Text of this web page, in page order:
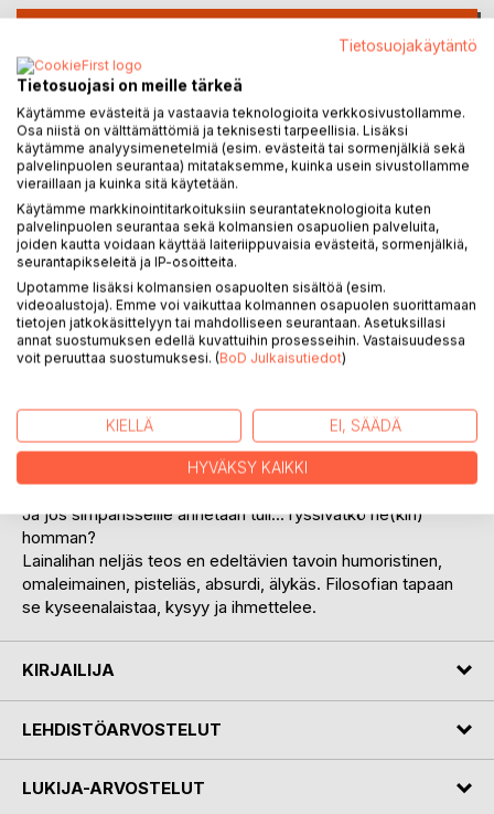
Lisää muistilistalle
Arvostele tuote
KUVAUS
Miten joku hyvä voikin olla pahaa, ja päinvastoin?
evoluution soihtua kantavat simpanssit. Miten niiden käy?
Ja miten käy taiteilijan, joka voittaa yllättäen lotossa kuusi
miljoonaa? Jos rahalla ei saa onnea, niin saako rahasta
luopumisesta?
Ja jos simpansseille annetaan tuli... ryssivätkö ne(kin)
homman?
Lainalihan neljäs teos en edeltävien tavoin humoristinen,
omaleimainen, pisteliäs, absurdi, älykäs. Filosofian tapaan
se kyseenalaistaa, kysyy ja ihmettelee.
KIRJAILIJA
LEHDISTÖARVOSTELUT
LUKIJA-ARVOSTELUT
Tietosuojakäytäntö
Tietosuojasi on meille tärkeä
Käytämme evästeitä ja vastaavia teknologioita verkkosivustollamme.
Osa niistä on välttämättömiä ja teknisesti tarpeellisia. Lisäksi
käytämme analyysimenetelmiä (esim. evästeitä tai sormenjälkiä sekä
palvelinpuolen seurantaa) mitataksemme, kuinka usein sivustollamme
vieraillaan ja kuinka sitä käytetään.
Käytämme markkinointitarkoituksiin seurantateknologioita kuten
palvelinpuolen seurantaa sekä kolmansien osapuolien palveluita,
joiden kautta voidaan käyttää laiteriippuvaisia evästeitä, sormenjälkiä,
seurantapikseleitä ja IP-osoitteita.
Upotamme lisäksi kolmansien osapuolten sisältöä (esim.
videoalustoja). Emme voi vaikuttaa kolmannen osapuolen suorittamaan
tietojen jatkokäsittelyyn tai mahdolliseen seurantaan. Asetuksillasi
annat suostumuksen edellä kuvattuihin prosesseihin. Vastaisuudessa
voit peruuttaa suostumuksesi. (BoD Julkaisutiedot)
KIELLÄ EI, SÄÄDÄ
HYVÄKSY KAIKKI